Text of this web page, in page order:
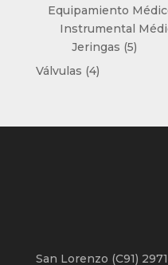
Equipamiento
Instrumental
Jeringas 55
Válvulas 44
San Lorenzo (C91)